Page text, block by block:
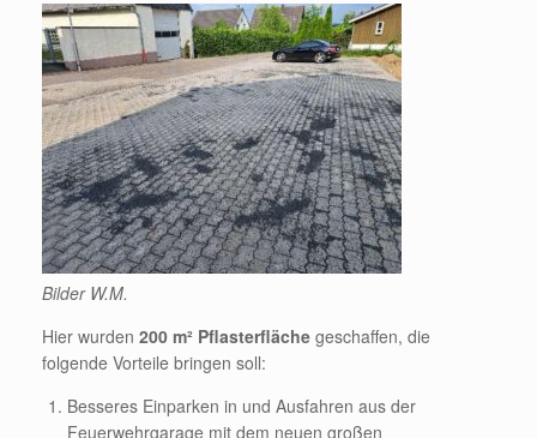
Bilder W.M.
Hier wurden 200 m² Pflasterfläche geschaffen, die
folgende Vorteile bringen soll:
Besseres Einparken in und Ausfahren aus der
Feuerwehrgarage mit dem neuen großen